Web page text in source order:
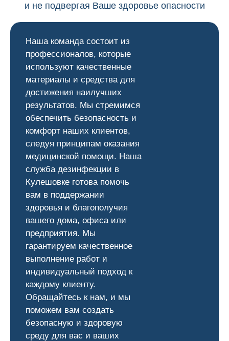
и не подвергая Ваше здоровье опасности
Наша команда состоит из
профессионалов, которые
используют качественные
материалы и средства для
достижения наилучших
результатов. Мы стремимся
обеспечить безопасность и
комфорт наших клиентов,
следуя принципам оказания
медицинской помощи. Наша
служба дезинфекции в
Кулешовке готова помочь
вам в поддержании
здоровья и благополучия
вашего дома, офиса или
предприятия. Мы
гарантируем качественное
выполнение работ и
индивидуальный подход к
каждому клиенту.
Обращайтесь к нам, и мы
поможем вам создать
безопасную и здоровую
среду для вас и ваших